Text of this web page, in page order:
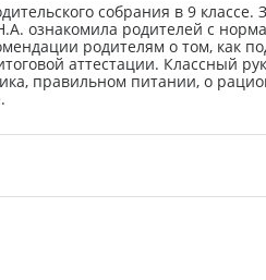
собрания в 9
ознакомила родителей с
родителям о том, как
аттестации. Классный
правильном питании, о